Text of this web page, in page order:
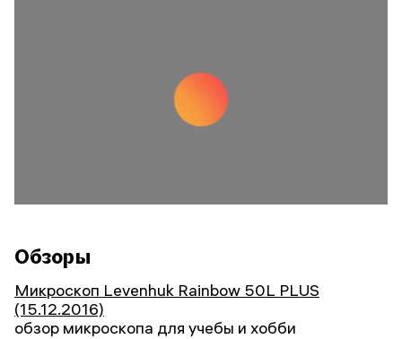
Обзоры
Микроскоп Levenhuk Rainbow 50L PLUS
(15.12.2016)
обзор микроскопа для учебы и хобби